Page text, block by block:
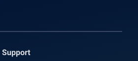
Support